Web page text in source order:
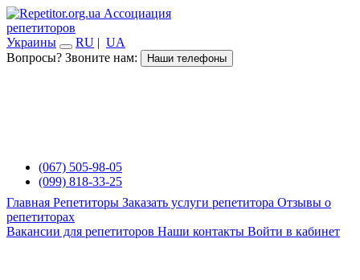
Ассоциация
репетиторов
Украины
RU | UA
Вопросы? Звоните нам:
Наши телефоны
(067) 505-98-05
(099) 818-33-25
Главная Репетиторы Заказать услуги репетитора Отзывы о
репетиторах
Вакансии для репетиторов Наши контакты Войти в кабинет